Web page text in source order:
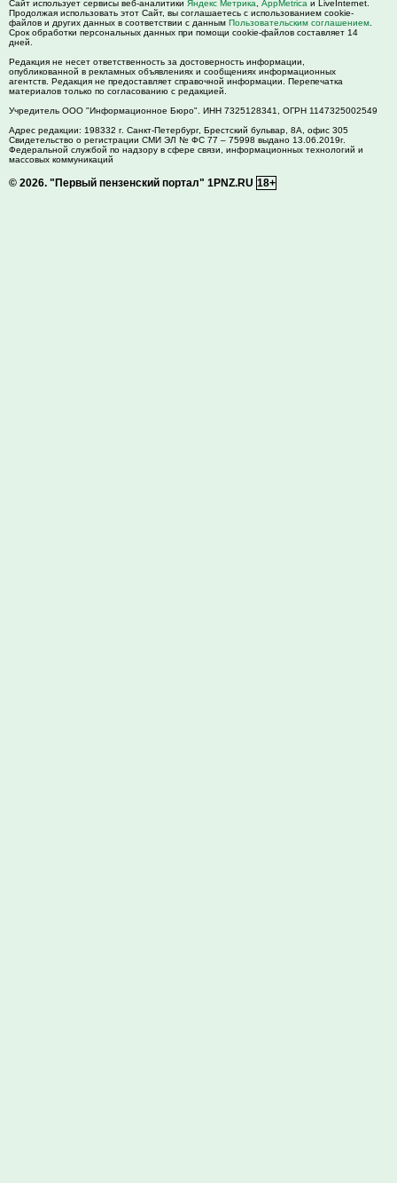
Сайт использует сервисы веб-аналитики Яндекс Метрика AppMetrica и LiveInternet.
Продолжая использовать этот Сайт, вы соглашаетесь с использованием cookie-
файлов и других данных в соответствии с данным Пользовательским соглашением
Срок обработки персональных данных при помощи cookie-файлов составляет 14
дней.
Редакция не несет ответственность за достоверность информации,
опубликованной в рекламных объявлениях и сообщениях информационных
агентств. Редакция не предоставляет справочной информации. Перепечатка
материалов только по согласованию с редакцией.
Учредитель ООО "Информационное Бюро". ИНН 7325128341, ОГРН 1147325002549
Адрес редакции: 198332 г. Санкт-Петербург, Брестский бульвар, 8А, офис 305
Свидетельство о регистрации СМИ ЭЛ № ФС 77 – 75998 выдано 13.06.2019г.
Федеральной службой по надзору в сфере связи, информационных технологий и
массовых коммуникаций
© 2026. "Первый пензенский портал" 1PNZ.RU 18+